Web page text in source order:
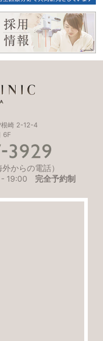
根崎 2-12-4
6F
からの電話）
- 19:00 完全予約制